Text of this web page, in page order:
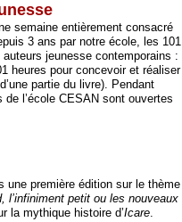
semaine entièrement consacré
3 ans par notre école, les 101
jeunesse contemporains :
heures pour concevoir et réaliser
partie du livre). Pendant
l’école CESAN sont ouvertes
une première édition sur le thème
l’infiniment petit ou les nouveaux
la mythique histoire d’Icare.